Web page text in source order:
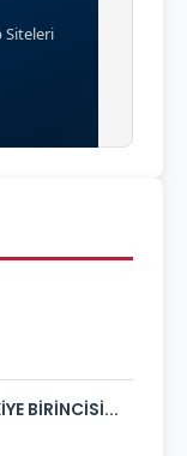
BİRİNCİSİ...